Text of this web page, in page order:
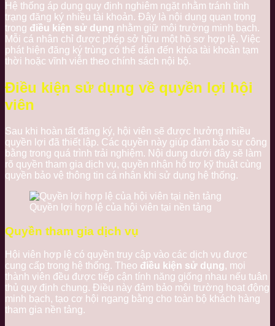
Hệ thống áp dụng quy định nghiêm ngặt nhằm tránh tình
trạng đăng ký nhiều tài khoản. Đây là nội dung quan trọng
trong điều kiện sử dụng nhằm giữ môi trường minh bạch.
Mỗi cá nhân chỉ được phép sở hữu một hồ sơ hợp lệ. Việc
phát hiện đăng ký trùng có thể dẫn đến khóa tài khoản tạm
thời hoặc vĩnh viễn theo chính sách nội bộ.
Điều kiện sử dụng về quyền lợi hội
viên
Sau khi hoàn tất đăng ký, hội viên sẽ được hưởng nhiều
quyền lợi đã thiết lập. Các quyền này giúp đảm bảo sự công
bằng trong quá trình trải nghiệm. Nội dung dưới đây sẽ làm
rõ quyền tham gia dịch vụ, quyền nhận hỗ trợ kỹ thuật cùng
quyền bảo vệ thông tin cá nhân khi sử dụng hệ thống.
Quyền lợi hợp lệ của hội viên tại nền tảng
Quyền tham gia dịch vụ
Hội viên hợp lệ có quyền truy cập vào các dịch vụ được
cung cấp trong hệ thống. Theo điều kiện sử dụng, mọi
thành viên đều được tiếp cận tính năng giống nhau nếu tuân
thủ quy định chung. Điều này đảm bảo môi trường hoạt động
minh bạch, tạo cơ hội ngang bằng cho toàn bộ khách hàng
tham gia nền tảng.